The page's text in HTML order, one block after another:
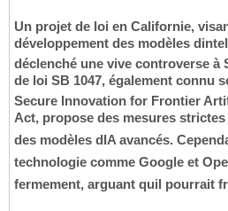
Un projet de loi en Californie,
développement des modèles
déclenché une vive controverse à
de loi SB 1047, également connu
Secure Innovation for Frontier
Act, propose des mesures
des modèles dIA avancés.
technologie comme Google et
fermement, arguant quil pourrait